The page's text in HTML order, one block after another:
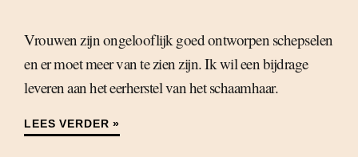
Vrouwen zijn ongelooflijk goed ontworpen schepselen
en er moet meer van te zien zijn. Ik wil een bijdrage
leveren aan het eerherstel van het schaamhaar.
LEES VERDER »